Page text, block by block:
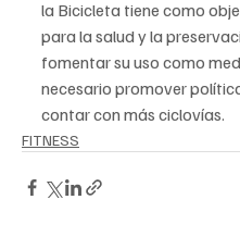
la Bicicleta tiene como
para la salud y la
fomentar su uso como
necesario promover
contar con más ciclovías.
FITNESS